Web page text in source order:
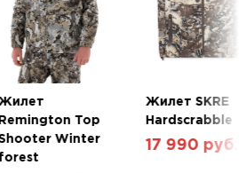
в осенний и
от +5 до +15 °C.
Remington Top
Winter
Жилет SKRE
Hardscrabble
17 990 руб.